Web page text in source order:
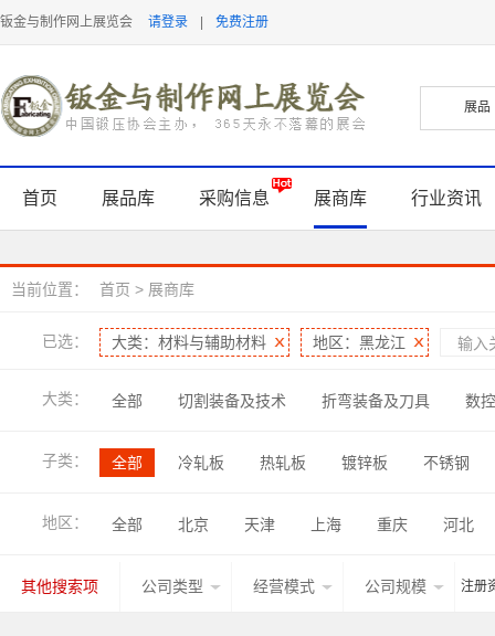
钣金与制作网上展览会 请登录 免费注册
首页 展品库 采购信息 展商库 行业资讯
当前位置： 首页 > 展商库
已选： 大类：材料与辅助材料 地区：黑龙江
大类： 全部 切割装备及技术 折弯装备及刀具 数
子类：
全部 冷轧板 热轧板 镀锌板 不锈钢
地区： 全部 北京 天津 上海 重庆 河北
其他搜索项 公司类型 经营模式 公司规模 注册